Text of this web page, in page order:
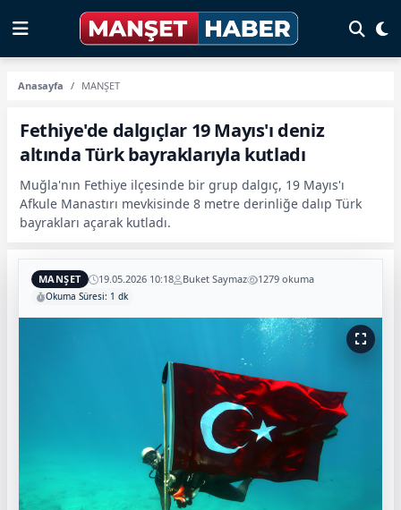
Anasayfa MANŞET
Fethiye'de dalgıçlar 19 Mayıs'ı deniz
altında Türk bayraklarıyla kutladı
Muğla'nın Fethiye ilçesinde bir grup dalgıç, 19 Mayıs'ı
Afkule Manastırı mevkisinde 8 metre derinliğe dalıp Türk
bayrakları açarak kutladı.
MANŞET 19.05.2026 10:18 Buket Saymaz 1279 okuma
Okuma Süresi: 1 dk